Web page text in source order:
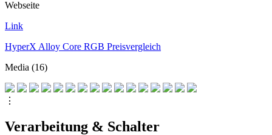
Webseite
Link
HyperX Alloy Core RGB Preisvergleich
Media (16)
⋮
Verarbeitung & Schalter